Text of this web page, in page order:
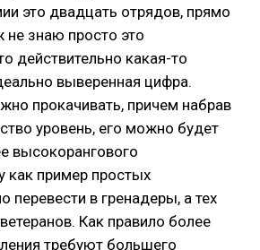
это двадцать отрядов, прямо
не знаю просто это
действительно какая-то
выверенная цифра.
прокачивать, причем набрав
уровень, его можно будет
высокорангового
как пример простых
в гренадеры, а тех
Как правило более
требуют большего